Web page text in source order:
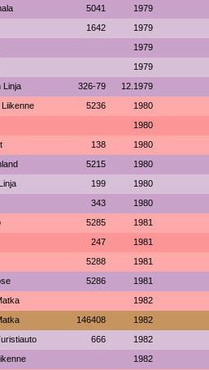
5041 1979
1642 1979
1979
1979
Linja 326-79 12.1979
5236 1980
1980
138 1980
5215 1980
199 1980
343 1980
5285 1981
247 1981
5288 1981
5286 1981
1982
146408 1982
666 1982
1982